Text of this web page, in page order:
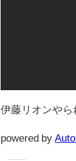
伊藤リオンやら
powered by